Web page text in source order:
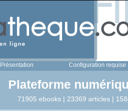
Présentation Configuration requise
Plateforme
71905 ebooks | 23369 articles |